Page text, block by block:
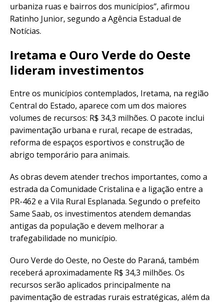
urbaniza ruas e bairros dos municípios”, afirmou
Ratinho Junior, segundo a Agência Estadual de
Notícias.
Iretama e Ouro Verde do Oeste
lideram investimentos
Entre os municípios contemplados, Iretama, na região
Central do Estado, aparece com um dos maiores
volumes de recursos: R$ 34,3 milhões. O pacote inclui
pavimentação urbana e rural, recape de estradas,
reforma de espaços esportivos e construção de
abrigo temporário para animais.
As obras devem atender trechos importantes, como a
estrada da Comunidade Cristalina e a ligação entre a
PR-462 e a Vila Rural Esplanada. Segundo o prefeito
Same Saab, os investimentos atendem demandas
antigas da população e devem melhorar a
trafegabilidade no município.
Ouro Verde do Oeste, no Oeste do Paraná, também
receberá aproximadamente R$ 34,3 milhões. Os
recursos serão aplicados principalmente na
pavimentação de estradas rurais estratégicas, além da